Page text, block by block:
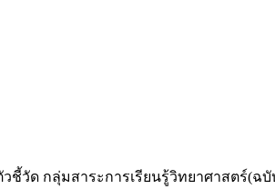
ชี้วัด กลุ่มสาระการเรียนรู้วิทยาศาสตร์(